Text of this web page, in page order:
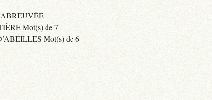
ABREUVÉE
Mot(s) de 7
Mot(s) de 6